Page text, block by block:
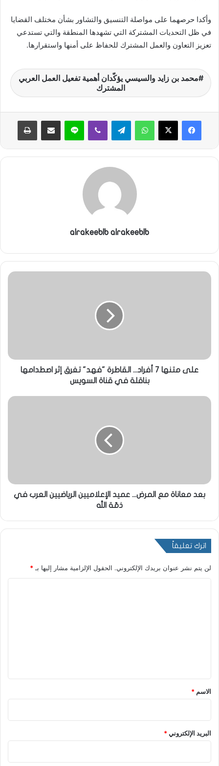
وأكدا حرصهما على مواصلة التنسيق والتشاور بشأن مختلف القضايا
في ‏ظل التحديات المشتركة التي تشهدها المنطقة والتي تستدعي
تعزيز ‏التعاون والعمل المشترك للحفاظ على أمنها واستقرارها. ‏
محمد بن زايد والسيسي يؤكّدان أهمية تفعيل العمل العربي
المشترك
واتساب لاين
alrakeeblb alrakeeblb
على متنها 7 أفراد... القاطرة "فهد" تغرق إثر اصطدامها
بناقلة في قناة السويس
بعد معاناة مع المرض... عميد الإعلاميين الرياضيين العرب في
ذمّة الله
اترك تعليقاً
لن يتم نشر عنوان بريدك الإلكتروني. الحقول الإلزامية مشار إليها بـ*
*
الاسم *
البريد الإلكتروني*